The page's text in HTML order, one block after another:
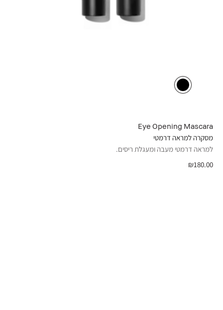
Eye Opening Mascara
מסקרה למראה דרמטי
למראה דרמטי מעבה ומעגלת ריסים.
₪180.00